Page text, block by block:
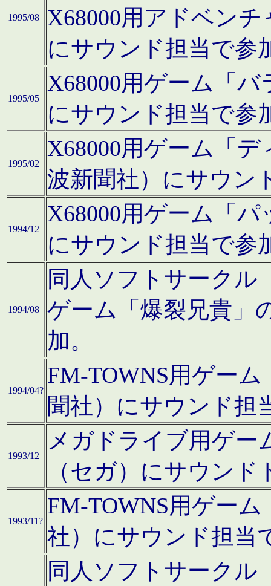
1995/08
X68000用アドベン
にサウンド担当で参
1995/05
X68000用ゲーム「
にサウンド担当で参
1995/02
X68000用ゲーム「
波新聞社）にサウン
1994/12
X68000用ゲーム「
にサウンド担当で参
1994/08
同人ソフトサークル
ゲーム「爆裂兄貴」
加。
1994/04?
FM-TOWNS用ゲー
聞社）にサウンド担
1993/12
メガドライブ用ゲー
（セガ）にサウン
1993/11?
FM-TOWNS用ゲー
社）にサウンド担当
同人ソフトサークル